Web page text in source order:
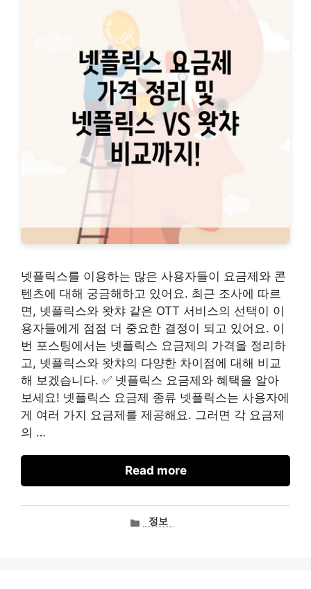
넷플릭스를 이용하는 많은 사용자들이 요금제와 콘
텐츠에 대해 궁금해하고 있어요. 최근 조사에 따르
면, 넷플릭스와 왓챠 같은 OTT 서비스의 선택이 이
용자들에게 점점 더 중요한 결정이 되고 있어요. 이
번 포스팅에서는 넷플릭스 요금제의 가격을 정리하
고, 넷플릭스와 왓챠의 다양한 차이점에 대해 비교
해 보겠습니다. ✅ 넷플릭스 요금제와 혜택을 알아
보세요! 넷플릭스 요금제 종류 넷플릭스는 사용자에
게 여러 가지 요금제를 제공해요. 그러면 각 요금제
의 …
Read more
카정보